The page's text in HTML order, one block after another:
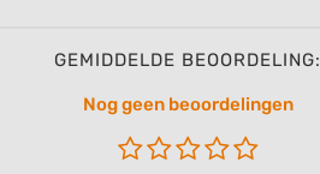
GEMIDDELDE BEOORDELING:
Nog geen beoordelingen